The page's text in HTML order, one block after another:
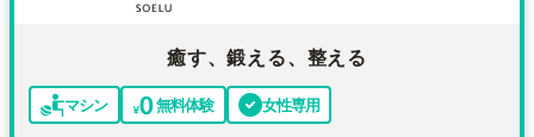
癒す、鍛える、整える
マシン 無料体験 女性専用